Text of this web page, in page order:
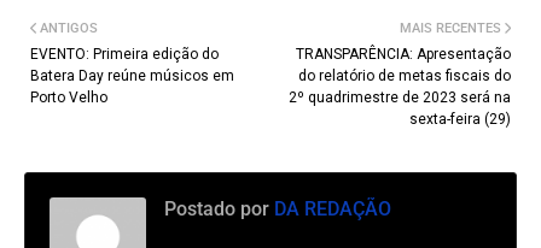
MAIS RECENTES
TRANSPARÊNCIA: Apresentação
do relatório de metas fiscais do
2º quadrimestre de 2023 será na
sexta-feira (29)
ANTIGOS
EVENTO: Primeira edição do
Batera Day reúne músicos em
Porto Velho
Postado por DA REDAÇÃO